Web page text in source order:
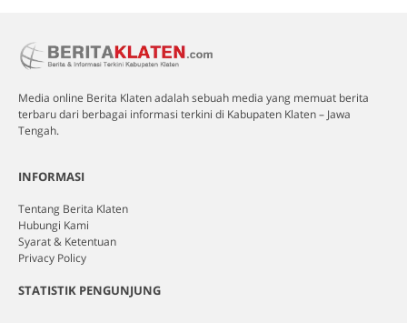
Media online Berita Klaten adalah sebuah media yang memuat berita
terbaru dari berbagai informasi terkini di Kabupaten Klaten – Jawa
Tengah.
INFORMASI
Tentang Berita Klaten
Hubungi Kami
Syarat & Ketentuan
Privacy Policy
STATISTIK PENGUNJUNG